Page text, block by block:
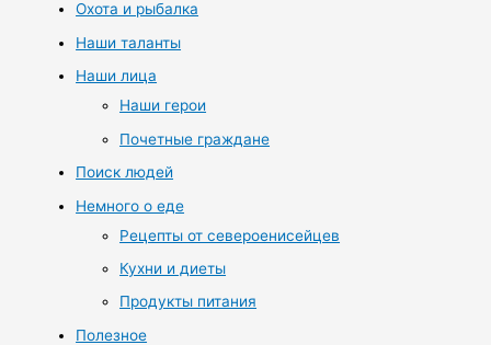
Охота и рыбалка
Наши таланты
Наши лица
Наши герои
Почетные граждане
Поиск людей
Немного о еде
Рецепты от североенисейцев
Кухни и диеты
Продукты питания
Полезное